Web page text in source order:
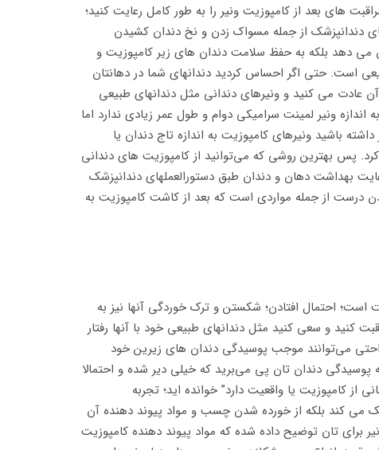
های بعد از کامپوزیت ونیر را به طور کامل رعایت کنید؛
دندانپزشک از جمله مسواک زدن و نخ دندان کشیدن
می دهد بلکه به حفظ سلامت دندان های زیر کامپوزیت و
است. حتی اگر احساس کردید دندانهای شما در دهانتان
عادت می کنید و ونیرهای دندانی مثل دندانهای طبیعی
ونیر لمینت سرامیکی دوام و طول عمر زیادی ندارد اما
خاطر داشته باشید ونیرهای کامپوزیت به اندازه تاج دندان یا
پس بهترین روشی که می‌توانید از کامپوزیت های دندانی
بهداشت دهان و دندان طبق دستورالعملهای دندانپزشک
درست از جمله مواردی است که بعد از کاشت کامپوزیت به
احتمال افتادن؛ شکستن و ترک خوردگی آنها نیز به
کنید و سعی کنید مثل دندانهای طبیعی خود با آنها رفتار
می‌توانند موجب پوسیدگی دندان های زیرین خود
دندان تان پی می‌برید که خیلی دیر شده و احتمالا
کامپوزیت یا واقعیت دارد” خوانده اید؛ تجربه
می کند بلکه از خورده شدن چسب و مواد پیوند دهنده آن
برای تان توضیح داده شده که مواد پیوند دهنده کامپوزیت